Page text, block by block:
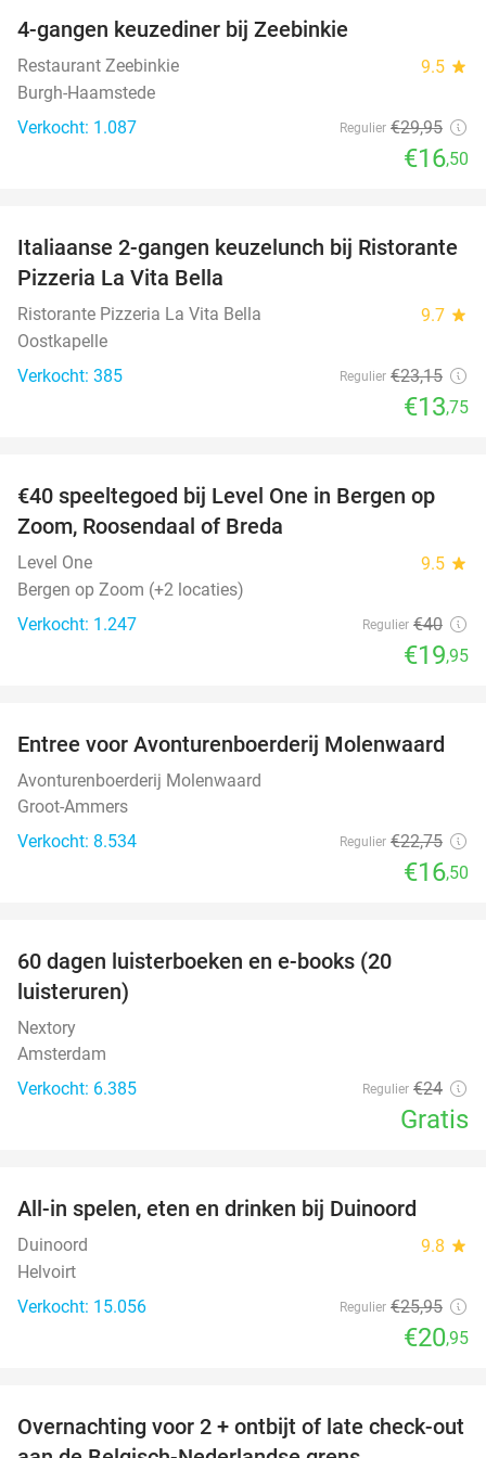
4-gangen keuzediner bij Zeebinkie
Restaurant Zeebinkie 9.5 star
Burgh-Haamstede
Verkocht: 1.087
Regulier €29,95
€16,50
41%
Italiaanse 2-gangen keuzelunch bij Ristorante
Pizzeria La Vita Bella
Ristorante Pizzeria La Vita Bella 9.7 star
Oostkapelle
Verkocht: 385
Regulier €23,15
€13,75
50%
€40 speeltegoed bij Level One in Bergen op
Zoom, Roosendaal of Breda
Level One 9.5 star
Bergen op Zoom (+2 locaties)
Verkocht: 1.247
Regulier €40
€19,95
27%
Entree voor Avonturenboerderij Molenwaard
Avonturenboerderij Molenwaard
Groot-Ammers
Verkocht: 8.534
Regulier €22,75
€16,50
60 dagen luisterboeken en e-books (20
luisteruren)
Nextory
Amsterdam
Verkocht: 6.385
Regulier €24
Gratis
All-in spelen, eten en drinken bij Duinoord
Duinoord 9.8 star
Helvoirt
Verkocht: 15.056
Regulier €25,95
€20,95
45%
Overnachting voor 2 + ontbijt of late check-out